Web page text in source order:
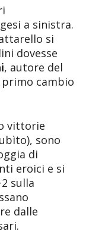
a sinistra.
si
dovesse
, autore del
cambio
vittorie
sono
di
eroici e si
sulla
dalle